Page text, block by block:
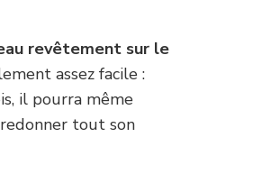
revêtement sur le
assez facile :
il pourra même
tout son